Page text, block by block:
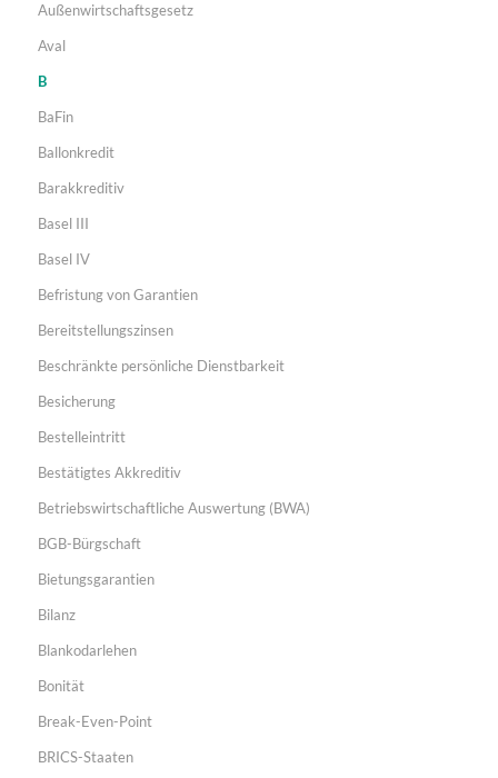
Außenwirtschaftsgesetz
Aval
B
BaFin
Ballonkredit
Barakkreditiv
Basel III
Basel IV
Befristung von Garantien
Bereitstellungszinsen
Beschränkte persönliche Dienstbarkeit
Besicherung
Bestelleintritt
Bestätigtes Akkreditiv
Betriebswirtschaftliche Auswertung (BWA)
BGB-Bürgschaft
Bietungsgarantien
Bilanz
Blankodarlehen
Bonität
Break-Even-Point
BRICS-Staaten